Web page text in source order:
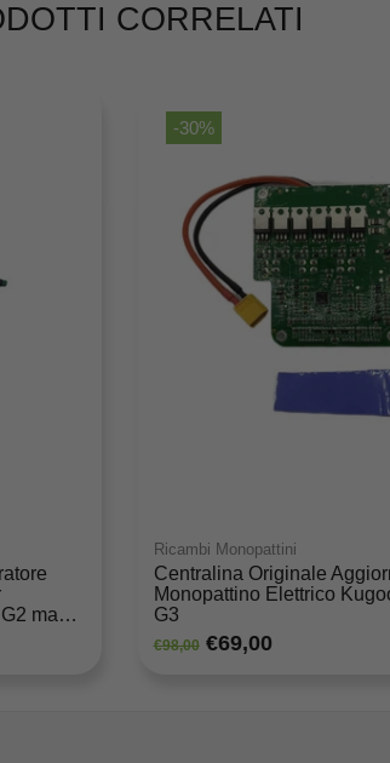
CORRELATI
max e
con
-30%
Ricambi Monopattini
Centralina Originale
Monopattino Elettrico
G3
€98,00 €69,00